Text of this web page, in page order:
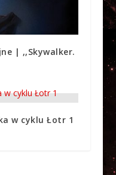
| ,,Skywalker.
w cyklu Łotr 1